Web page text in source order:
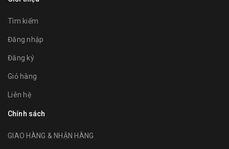
Tìm kiếm
Đăng nhập
Đăng ký
Giỏ hàng
Liên hệ
Chính sách
GIAO HÀNG & NHẬN HÀNG